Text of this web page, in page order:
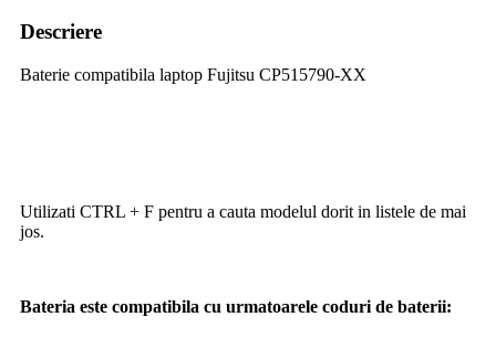
Descriere
Baterie compatibila laptop Fujitsu CP515790-XX
Utilizati CTRL + F pentru a cauta modelul dorit in listele de mai
jos.
Bateria este compatibila cu urmatoarele coduri de baterii: